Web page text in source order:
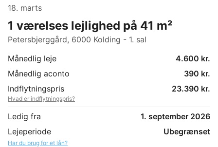
18. marts
1 værelses lejlighed på 41 m²
Petersbjerggård, 6000 Kolding - 1. sal
Månedlig leje
4.600 kr.
Månedlig aconto
390 kr.
Indflytningspris
23.390 kr.
Hvad er indflytningspris?
Ledig fra
1. september 2026
Lejeperiode
Ubegrænset
Har du brug for et lån?